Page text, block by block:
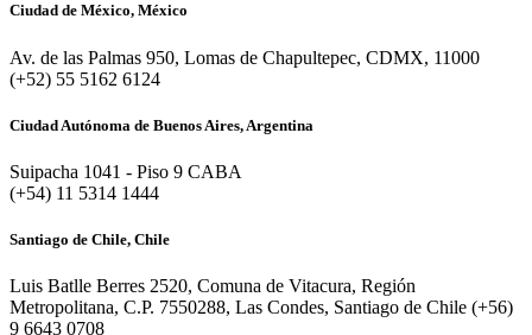
Ciudad de México, México
Av. de las Palmas 950, Lomas de Chapultepec, CDMX, 11000
(+52) 55 5162 6124
Ciudad Autónoma de Buenos Aires, Argentina
Suipacha 1041 - Piso 9 CABA
(+54) 11 5314 1444
Santiago de Chile, Chile
Luis Batlle Berres 2520, Comuna de Vitacura, Región
Metropolitana, C.P. 7550288, Las Condes, Santiago de Chile (+56)
9 6643 0708